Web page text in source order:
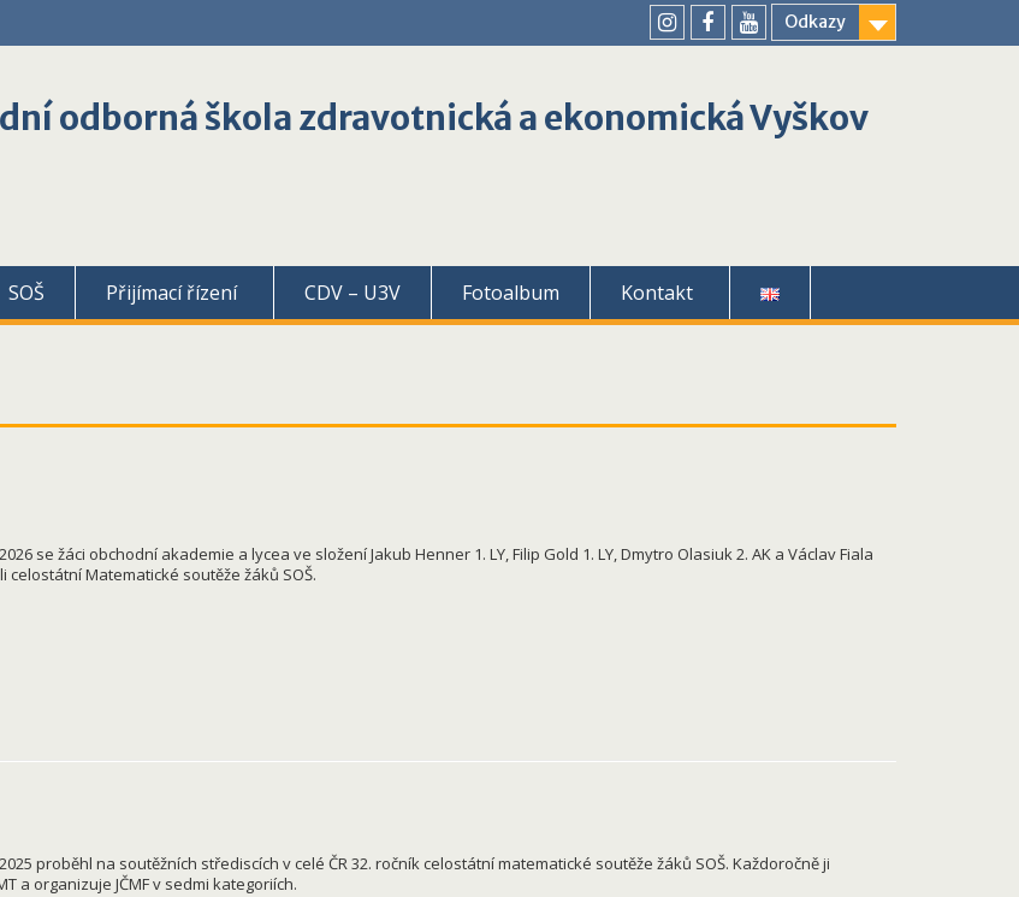
Odkazy
youtube
odborná škola zdravotnická a ekonomická Vyškov
SOŠ Přijímací řízení CDV – U3V Fotoalbum Kontakt
se žáci obchodní akademie a lycea ve složení Jakub Henner 1. LY, Filip Gold 1. LY, Dmytro Olasiuk 2. AK a Václav Fiala
celostátní Matematické soutěže žáků SOŠ.
proběhl na soutěžních střediscích v celé ČR 32. ročník celostátní matematické soutěže žáků SOŠ. Každoročně ji
a organizuje JČMF v sedmi kategoriích.